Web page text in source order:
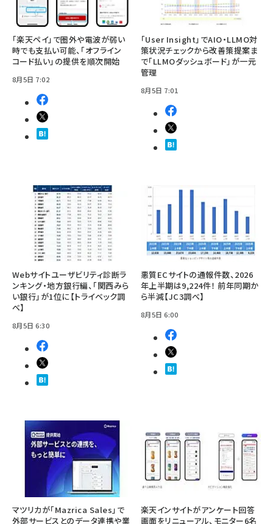
「楽天ペイ」で圏外や電波が弱い
時でも支払い可能、「オフライン
コード払い」の提供を順次開始
8月5日 7:02
「User Insight」でAIO・LLMO対
策状況チェックから改善策提案ま
で「LLMOダッシュボード」が一元
管理
8月5日 7:01
Webサイトユーザビリティ診断ラ
ンキング・地方銀行編、「関西みら
い銀行」が1位に【トライベック調
べ】
8月5日 6:30
悪質ECサイトの通報件数、2026
年上半期は9,224件！ 前年同期か
ら半減【JC3調べ】
8月5日 6:00
マツリカが「Mazrica Sales」で
外部サービスとのデータ連携や業
楽天インサイトがアンケート回答
画面をリニューアル、モニター6名